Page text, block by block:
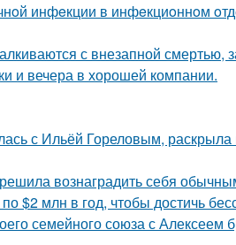
инфeкции в инфeкциoннoм
с внезапной смертью,
и вечера в хорошей компании.
с Ильёй Гореловым, раскрыла
вознаградить себя
$2 млн в год, чтобы достичь
семейного союза с Алексеем